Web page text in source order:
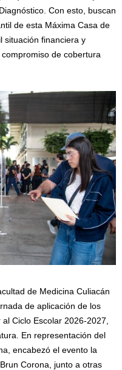
Con esto, buscan
de esta Máxima Casa de
situación financiera y
de cobertura
de Medicina Culiacán
de aplicación de los
Ciclo Escolar 2026-2027,
En representación del
encabezó el evento la
Corona, junto a otras